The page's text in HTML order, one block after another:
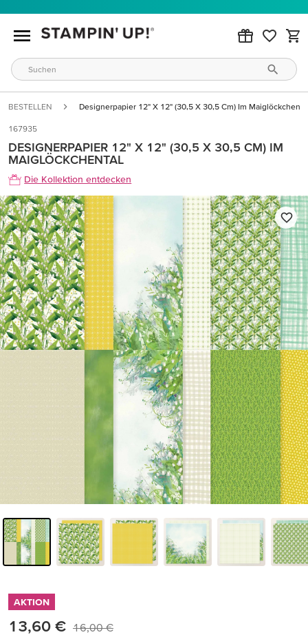
BESTELLEN Designerpapier 12" X 12" (30,5 X 30,5 Cm) Im
167935
DESIGNERPAPIER 12" X 12" (30,5 X 30,5 CM) IM
MAIGLÖCKCHENTAL
Die Kollektion entdecken
AKTION
13,60 € 16,00 €